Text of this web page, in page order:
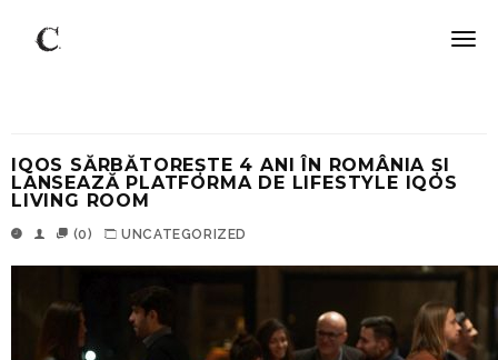
IQOS SĂRBĂTOREȘTE 4 ANI ÎN ROMÂNIA ȘI
LANSEAZĂ PLATFORMA DE LIFESTYLE IQOS
LIVING ROOM
(0) UNCATEGORIZED